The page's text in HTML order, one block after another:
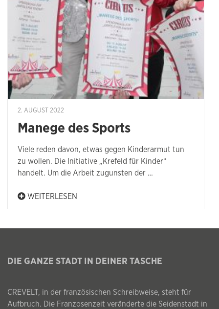
2. AUGUST 2022
Manege des Sports
Viele reden davon, etwas gegen Kinderarmut tun
zu wollen. Die Initiative „Krefeld für Kinder“
handelt. Um die Arbeit zugunsten der …
WEITERLESEN
DIE GANZE STADT IN DEINER TASCHE
CREVELT, in der französischen Schreibweise, steht für
Aufbruch. Die Franzosenzeit veränderte die Seidenstadt in